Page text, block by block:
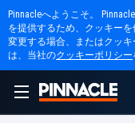
Pinnacleへようこそ。
を提供するため、クッキー
変更する場合、またはクッ
は、当社のクッキーポリシー